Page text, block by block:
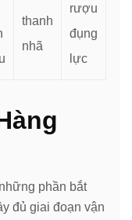
thanh
nhã
rượu
đụng
lực
phần bắt
đủ giai đoạn vận